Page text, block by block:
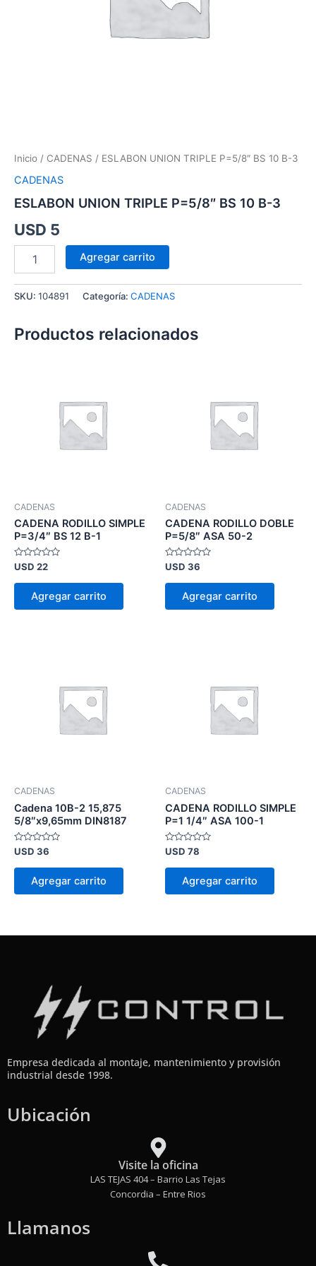
Inicio / CADENAS / ESLABON UNION TRIPLE P=5/8″ BS 10 B-3
CADENAS
ESLABON UNION TRIPLE P=5/8″ BS 10 B-3
USD 5
Agregar carrito
SKU: 104891 Categoría: CADENAS
Productos relacionados
CADENAS
CADENA RODILLO SIMPLE
P=3/4″ BS 12 B-1
Valorado
0
USD 22
Agregar carrito
CADENAS
CADENA RODILLO DOBLE
P=5/8″ ASA 50-2
Valorado
0
USD 36
Agregar carrito
CADENAS
Cadena 10B-2 15,875
5/8″x9,65mm DIN8187
Valorado
en
0
USD 36
Agregar carrito
CADENAS
CADENA RODILLO SIMPLE
P=1 1/4″ ASA 100-1
Valorado
en
0
USD 78
Agregar carrito
Empresa dedicada al montaje, mantenimiento y provisión
industrial desde 1998.
Ubicación
Visite la oficina
LAS TEJAS 404 – Barrio Las Tejas
Concordia – Entre Rios
Llamanos